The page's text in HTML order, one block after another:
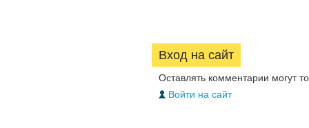
Вход на сайт
Оставлять комментарии могут
Войти на сайт